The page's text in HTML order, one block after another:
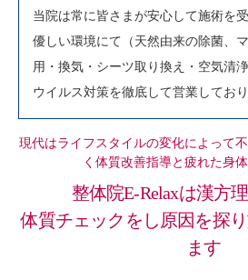
当院は常に皆さまが安心して施術を
優しい環境にて（天然由来の除菌、
用・換気・シーツ取り換え・空気清
ウイルス対策を徹底して営業しており
現代はライフスタイルの変化によって
く体質改善指導と疲れた身
整体院E-Relaxは漢方
体質チェックをし原因を探
ます